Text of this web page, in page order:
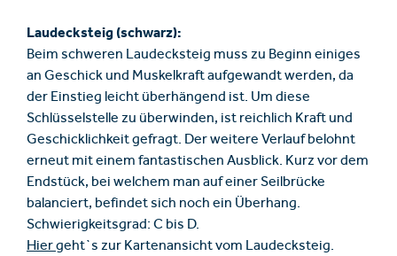
Laudecksteig (schwarz):
Beim schweren Laudecksteig muss zu Beginn einiges
an Geschick und Muskelkraft aufgewandt werden, da
der Einstieg leicht überhängend ist. Um diese
Schlüsselstelle zu überwinden, ist reichlich Kraft und
Geschicklichkeit gefragt. Der weitere Verlauf belohnt
erneut mit einem fantastischen Ausblick. Kurz vor dem
Endstück, bei welchem man auf einer Seilbrücke
balanciert, befindet sich noch ein Überhang.
Schwierigkeitsgrad: C bis D.
Hiergeht`s zur Kartenansicht vom Laudecksteig.